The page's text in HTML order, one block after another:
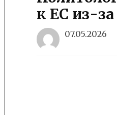
к ЕС из-
07.05.2026